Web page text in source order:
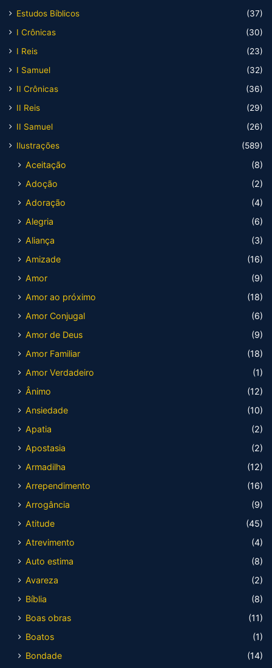
Estudos Bíblicos
(37)
I Crônicas
(30)
I Reis
(23)
I Samuel
(32)
II Crônicas
(36)
II Reis
(29)
II Samuel
(26)
Ilustrações
(589)
Aceitação
(8)
Adoção
(2)
Adoração
(4)
Alegria
(6)
Aliança
(3)
Amizade
(16)
Amor
(9)
Amor ao próximo
(18)
Amor Conjugal
(6)
Amor de Deus
(9)
Amor Familiar
(18)
Amor Verdadeiro
(1)
Ânimo
(12)
Ansiedade
(10)
Apatia
(2)
Apostasia
(2)
Armadilha
(12)
Arrependimento
(16)
Arrogância
(9)
Atitude
(45)
Atrevimento
(4)
Auto estima
(8)
Avareza
(2)
Bíblia
(8)
Boas obras
(11)
Boatos
(1)
Bondade
(14)